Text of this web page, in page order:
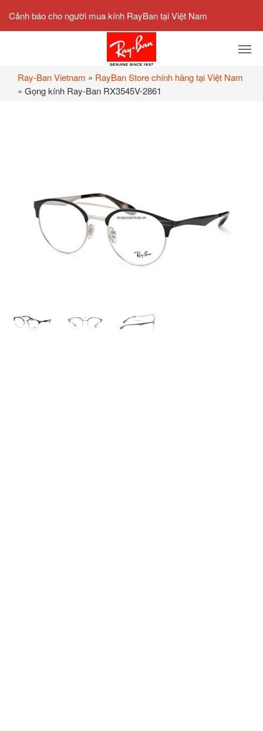
Cảnh báo cho người mua kính RayBan tại Việt Nam
Ray-Ban Vietnam » RayBan Store chính hãng tại Việt Nam
» Gọng kính Ray-Ban RX3545V-2861